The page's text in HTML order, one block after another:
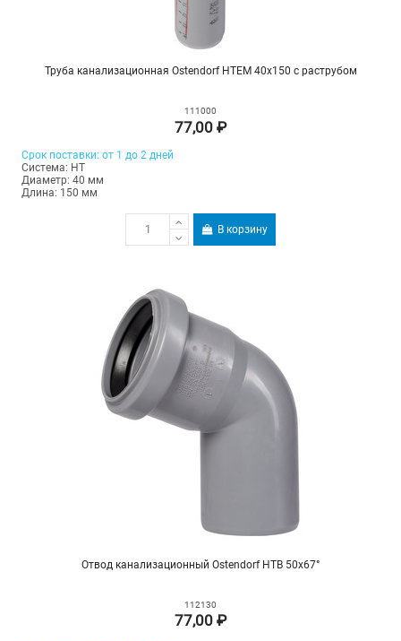
Труба канализационная Ostendorf HTEM 40х150 с раструбом
111000
77,00 ₽
Срок поставки: от 1 до 2 дней
Система: HT
Диаметр: 40 мм
Длина: 150 мм
В корзину
Отвод канализационный Ostendorf HTB 50х67°
112130
77,00 ₽